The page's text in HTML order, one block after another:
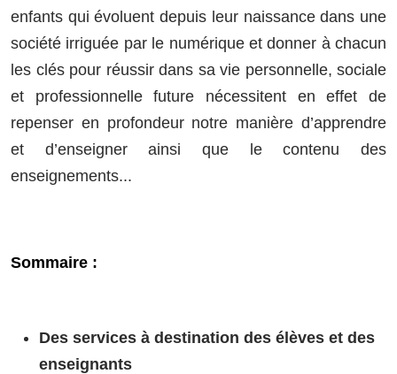
enfants qui évoluent depuis leur naissance dans une
société irriguée par le numérique et donner à chacun
les clés pour réussir dans sa vie personnelle, sociale
et professionnelle future nécessitent en effet de
repenser en profondeur notre manière d’apprendre
et d’enseigner ainsi que le contenu des
enseignements...
Sommaire :
Des services à destination des élèves et des
enseignants